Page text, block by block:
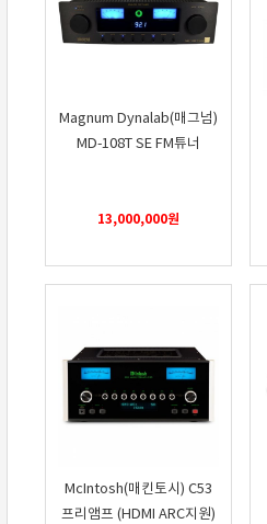
Magnum Dynalab(매그넘)
MD-108T SE FM튜너
13,000,000원
McIntosh(매킨토시) C53
프리앰프 (HDMI ARC지원)